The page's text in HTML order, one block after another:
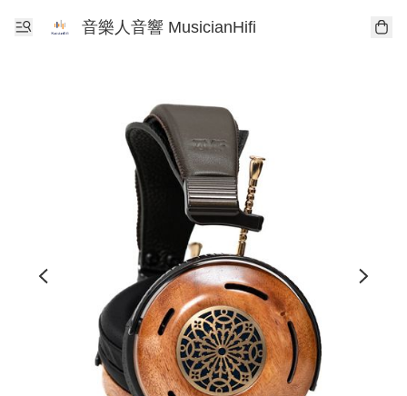
音樂人音響 MusicianHifi